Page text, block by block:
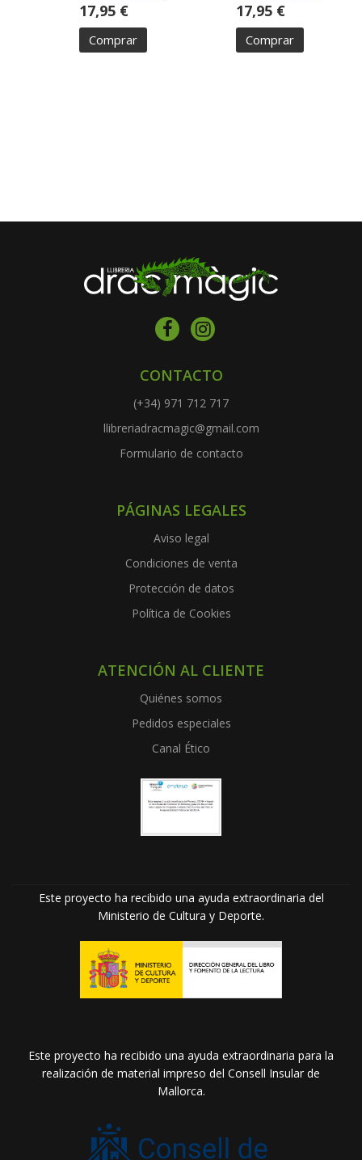
17,95 €
Comprar
17,95 €
Comprar
CONTACTO
(+34) 971 712 717
llibreriadracmagic@gmail.com
Formulario de contacto
PÁGINAS LEGALES
Aviso legal
Condiciones de venta
Protección de datos
Política de Cookies
ATENCIÓN AL CLIENTE
Quiénes somos
Pedidos especiales
Canal Ético
Este proyecto ha recibido una ayuda extraordinaria del
Ministerio de Cultura y Deporte.
Este proyecto ha recibido una ayuda extraordinaria para la
realización de material impreso del Consell Insular de
Mallorca.